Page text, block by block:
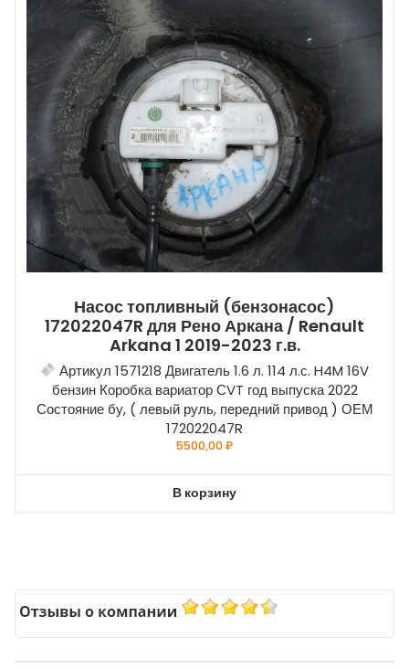
Насос топливный (бензонасос)
172022047R для Рено Аркана / Renault
Arkana 1 2019-2023 г.в.
Артикул 1571218 Двигатель 1.6 л. 114 л.с. H4M 16V
бензин Коробка вариатор СVT год выпуска 2022
Состояние бу, ( левый руль, передний привод ) ОЕМ
172022047R
5500,00₽
В корзину